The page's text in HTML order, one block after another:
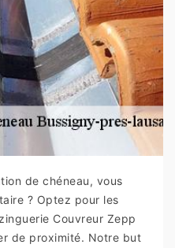
de chéneau, vous
? Optez pour les
Couvreur Zepp
de proximité. Notre but